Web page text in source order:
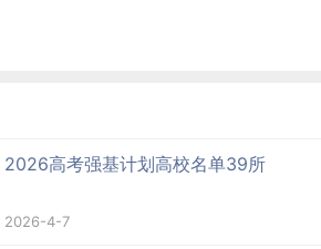
2026高考强基计划高校名单39所
2026-4-7